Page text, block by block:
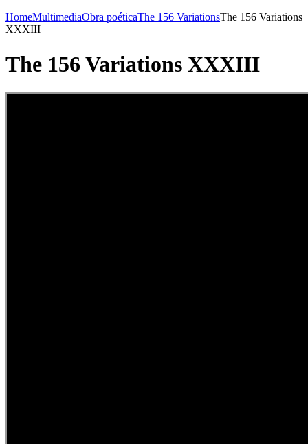
HomeMultimediaObra poéticaThe 156 VariationsThe 156 Variations
XXXIII
The 156 Variations XXXIII